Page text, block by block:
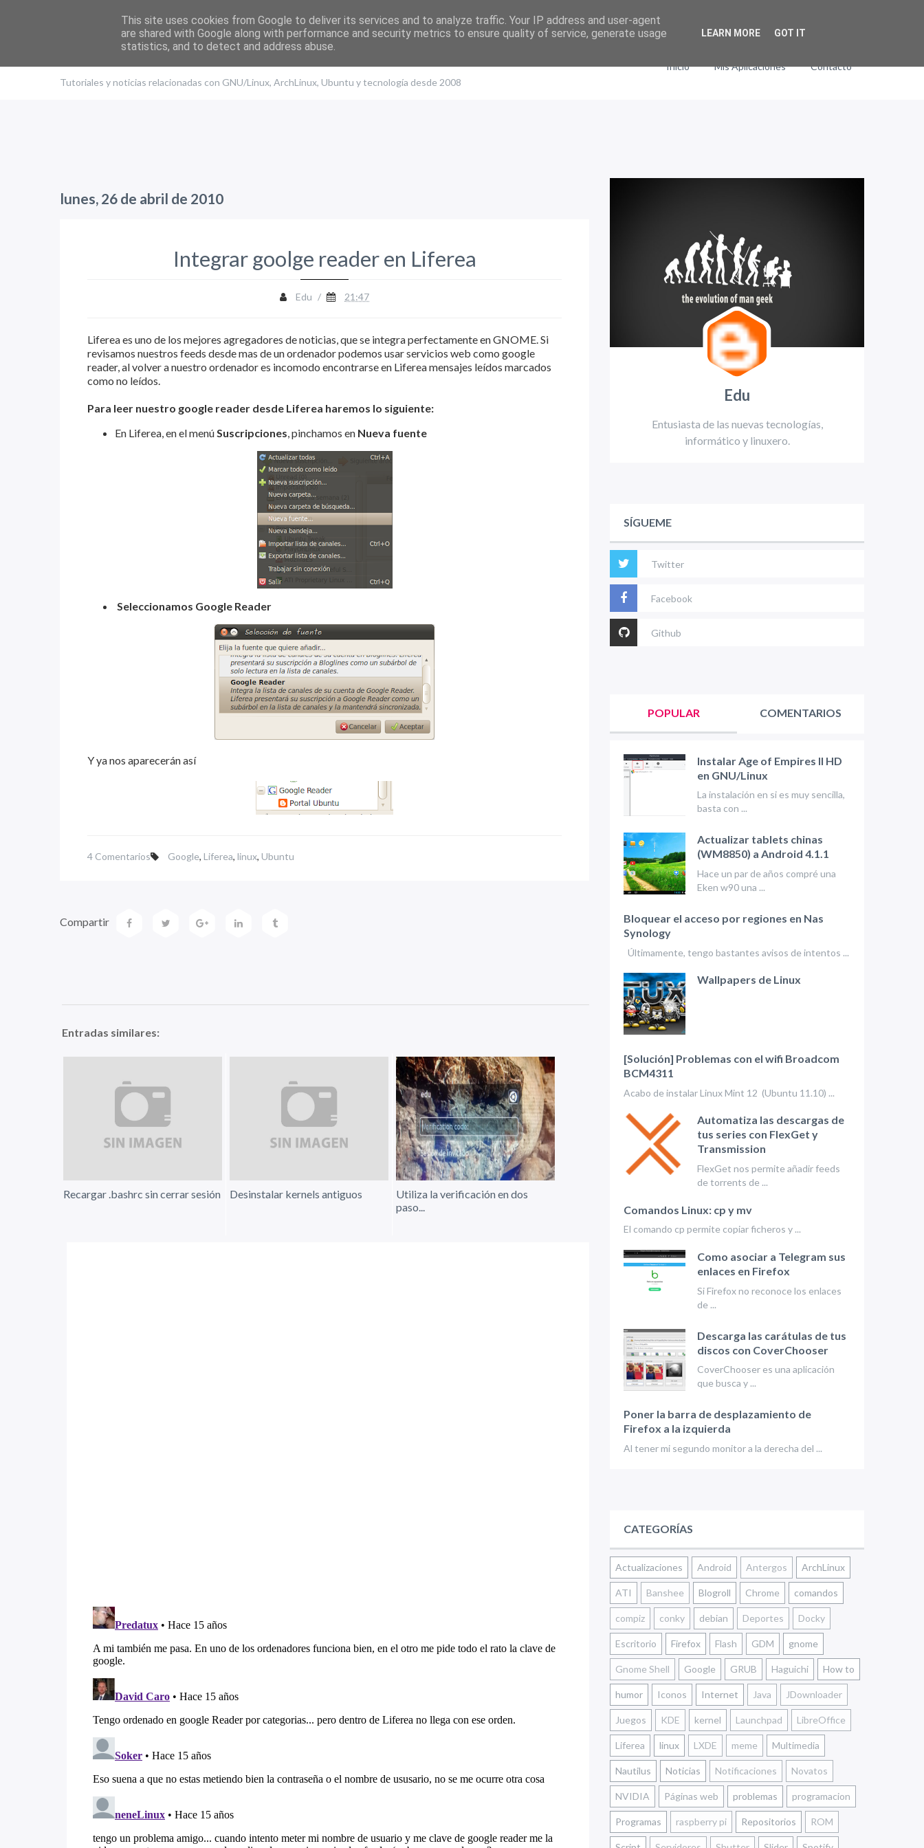
El blog de Edu
Tutoriales y noticias relacionadas con GNU/Linux, ArchLinux, Ubuntu y tecnología desde 2008
Inicio Mis Aplicaciones Contacto
lunes, 26 de abril de 2010
Integrar goolge reader en Liferea
Edu / 21:47
Liferea es uno de los mejores agregadores de noticias, que se integra perfectamente en GNOME. Si
revisamos nuestros feeds desde mas de un ordenador podemos usar servicios web como google
reader, al volver a nuestro ordenador es incomodo encontrarse en Liferea mensajes leídos marcados
como no leídos.
Para leer nuestro google reader desde Liferea haremos lo siguiente:
En Liferea, en el menúSuscripciones, pinchamos en Nueva fuente
Seleccionamos Google Reader
Y ya nos aparecerán así
4 Comentarios Google, Liferea, linux, Ubuntu
Compartir
Entradas similares:
Recargar .bashrc sin cerrar sesión Desinstalar kernels antiguos
Utiliza la verificación en dos
paso...
Edu
Entusiasta de las nuevas tecnologías,
informático y linuxero.
SÍGUEME
Twitter
Facebook
Github
POPULAR COMENTARIOS
Instalar Age of Empires II HD
en GNU/Linux
La instalación en si es muy sencilla,
basta con ...
Actualizar tablets chinas
(WM8850) a Android 4.1.1
Hace un par de años compré una
Eken w90 una ...
Bloquear el acceso por regiones en Nas
Synology
Últimamente, tengo bastantes avisos de intentos ...
Wallpapers de Linux
[Solución] Problemas con el wifi Broadcom
BCM4311
Acabo de instalar Linux Mint 12 (Ubuntu 11.10) ...
Automatiza las descargas de
tus series con FlexGet y
Transmission
FlexGet nos permite añadir feeds
de torrents de ...
Comandos Linux: cp y mv
El comando cp permite copiar ficheros y ...
Como asociar a Telegram sus
enlaces en Firefox
Si Firefox no reconoce los enlaces
de ...
Descarga las carátulas de tus
discos con CoverChooser
CoverChooser es una aplicación
que busca y ...
Poner la barra de desplazamiento de
Firefox a la izquierda
Al tener mi segundo monitor a la derecha del ...
CATEGORÍAS
Actualizaciones Android Antergos ArchLinux
ATI Banshee Blogroll Chrome comandos
compiz conky debian Deportes Docky
Escritorio Firefox Flash GDM gnome
Gnome Shell Google GRUB Haguichi How to
humor Iconos Internet Java JDownloader
Juegos KDE kernel Launchpad LibreOffice
Liferea linux LXDE meme Multimedia
Nautilus Noticias Notificaciones Novatos
NVIDIA Páginas web problemas programacion
Programas raspberry pi Repositorios ROM
This site uses cookies from Google to deliver its services and to analyze traffic. Your IP address and user-agent
are shared with Google along with performance and security metrics to ensure quality of service, generate usage
statistics, and to detect and address abuse.
LEARN MORE GOT IT